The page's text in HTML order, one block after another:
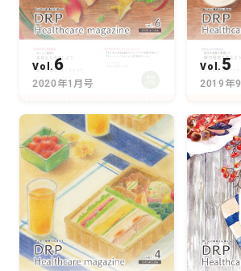
Vol. 6
2020年1月号
Vol. 5
2019年